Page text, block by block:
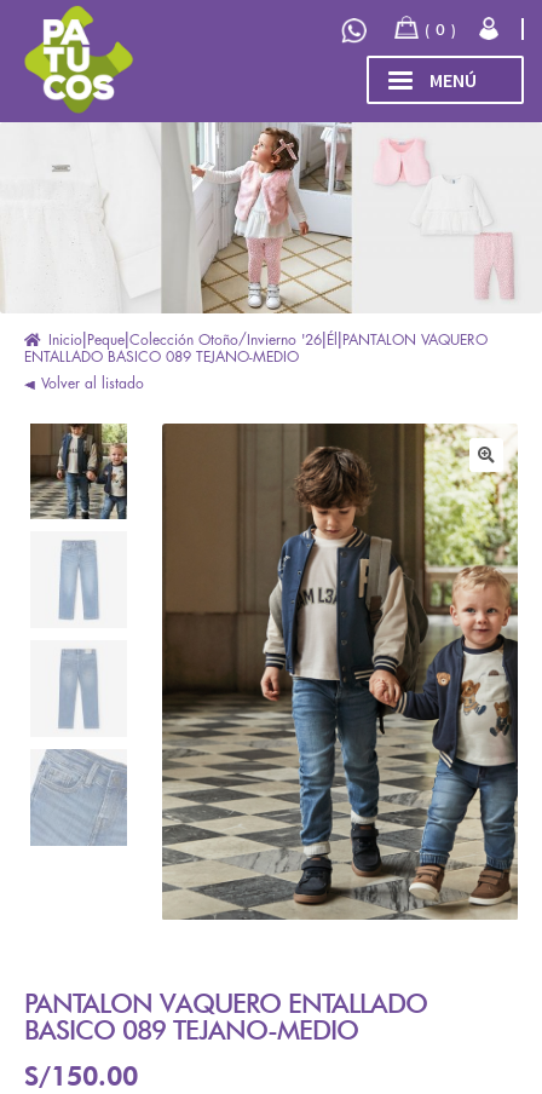
la
navegación
contenido
MENÚ
INICIO
TIENDA
menú
hijo
COLECCIÓN
INVIERNO/OTOÑO 2026
Inicio Peque Colección Otoño/Invierno '26 Él
PANTALON VAQUERO
ENTALLADO BASICO 089 TEJANO-MEDIO
Volver al listado
🔍
PANTALON VAQUERO ENTALLADO
BASICO 089 TEJANO-MEDIO
S/150.00
0